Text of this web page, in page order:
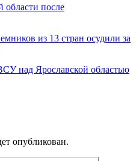
после
из 13 стран осудили за
над Ярославской областью
опубликован.